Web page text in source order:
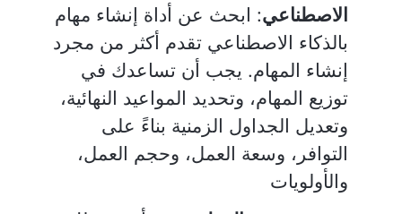
الاصطناعي: ابحث عن أداة إنشاء مهام
بالذكاء الاصطناعي تقدم أكثر من مجرد
إنشاء المهام. يجب أن تساعدك في
توزيع المهام، وتحديد المواعيد النهائية،
وتعديل الجداول الزمنية بناءً على
التوافر، وسعة العمل، وحجم العمل،
والأولويات